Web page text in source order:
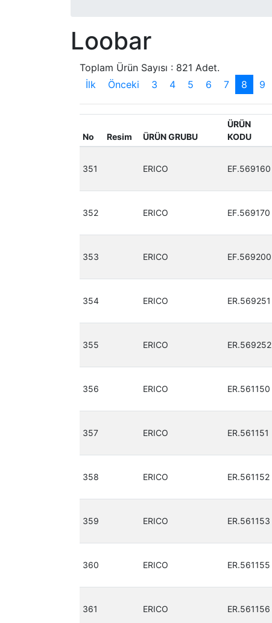
Loobar
Toplam Ürün Sayısı : 821 Adet.
İlk
Önceki 3 4 5 6 7 8 9
No Resim ÜRÜN GRUBU
ÜRÜN
KODU
351 ERICO EF.569160
352 ERICO EF.569170
353 ERICO EF.569200
354 ERICO ER.569251
355 ERICO ER.569252
356 ERICO ER.561150
357 ERICO ER.561151
358 ERICO ER.561152
359 ERICO ER.561153
360 ERICO ER.561155
361 ERICO ER.561156